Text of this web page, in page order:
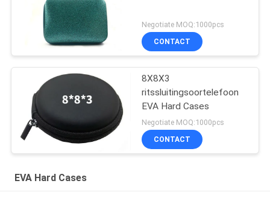
Negotiate MOQ:1000pcs
CONTACT
8X8X3
ritssluitingsoortelefoon
EVA Hard Cases
Negotiate MOQ:1000pcs
CONTACT
EVA Hard Cases